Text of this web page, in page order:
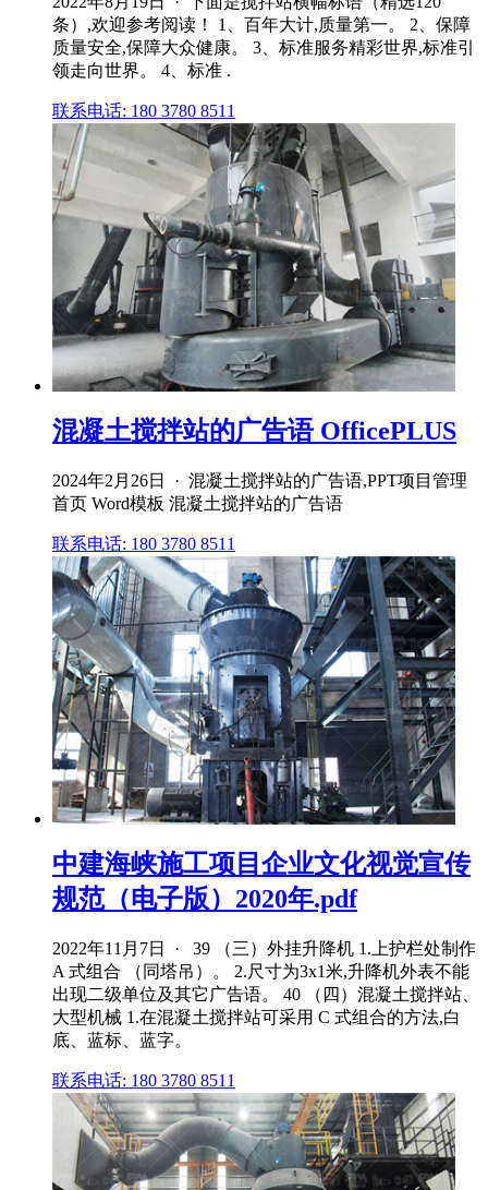
条）,欢迎参考阅读！ 1、百年大计,质量第一。 2、保障
质量安全,保障大众健康。 3、标准服务精彩世界,标准引
领走向世界。 4、标准 .
联系电话: 180 3780 8511
混凝土搅拌站的广告语 OfficePLUS
2024年2月26日 · 混凝土搅拌站的广告语,PPT项目管理
首页 Word模板 混凝土搅拌站的广告语
联系电话: 180 3780 8511
中建海峡施工项目企业文化视觉宣传
规范（电子版）2020年.pdf
2022年11月7日 · 39 （三）外挂升降机 1.上护栏处制作
A 式组合 （同塔吊）。 2.尺寸为3x1米,升降机外表不能
出现二级单位及其它广告语。 40 （四）混凝土搅拌站、
大型机械 1.在混凝土搅拌站可采用 C 式组合的方法,白
底、蓝标、蓝字。
联系电话: 180 3780 8511